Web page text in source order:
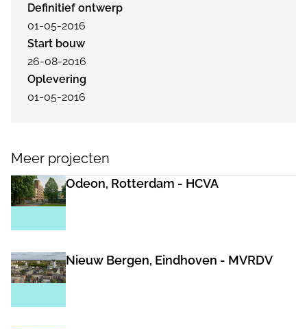
Definitief ontwerp
01-05-2016
Start bouw
26-08-2016
Oplevering
01-05-2016
Meer projecten
Odeon, Rotterdam - HCVA
Nieuw Bergen, Eindhoven - MVRDV